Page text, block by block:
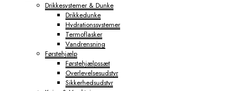
Drikkesystemer & Dunke
Drikkedunke
Hydrationssystemer
Termoflasker
Vandrensning
Førstehjælp
Førstehjælpssæt
Overlevelsesudstyr
Sikkerhedsudstyr